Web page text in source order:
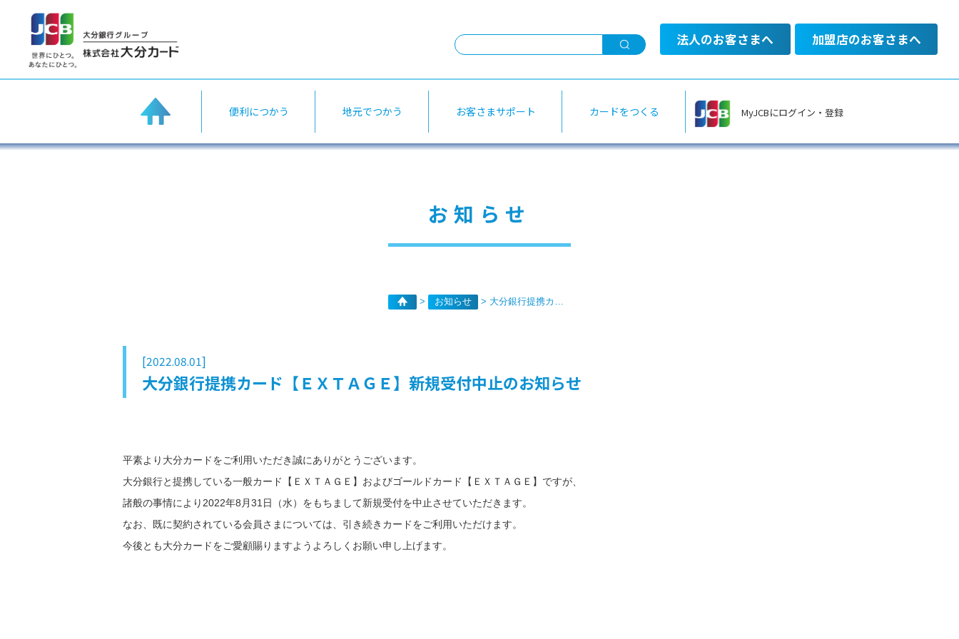
法人のお客さまへ 加盟店のお客さまへ
home 便利につかう 地元でつかう
だいぎんパートナー
加盟店のご紹介
ギフトカード
お客さまサポート
お客さまサポート
よくあるご質問
公共料金のお支払い
カードをつくる MyJCBにログイン・登録
お知らせ
home お知らせ 大分銀行提携カード【ＥＸＴＡＧＥ】新規受付中止のお知らせ
[2022.08.01]
大分銀行提携カード【ＥＸＴＡＧＥ】新規受付中止のお知らせ
平素より大分カードをご利用いただき誠にありがとうございます。
大分銀行と提携している一般カード【ＥＸＴＡＧＥ】およびゴールドカード【ＥＸＴＡＧＥ】ですが、
諸般の事情により2022年8月31日（水）をもちまして新規受付を中止させていただきます。
なお、既に契約されている会員さまについては、引き続きカードをご利用いただけます。
今後とも大分カードをご愛顧賜りますようよろしくお願い申し上げます。